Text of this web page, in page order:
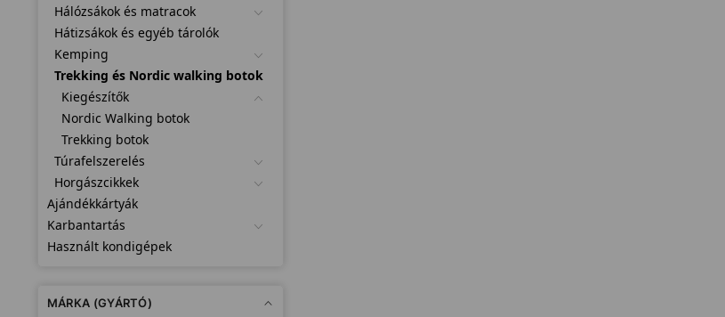
Hálózsákok és matracok
Hátizsákok és egyéb tárolók
Kemping
Trekking és Nordic walking botok
Kiegészítők
Nordic Walking botok
Trekking botok
Túrafelszerelés
Horgászcikkek
Ajándékkártyák
Karbantartás
Használt kondigépek
MÁRKA (GYÁRTÓ)